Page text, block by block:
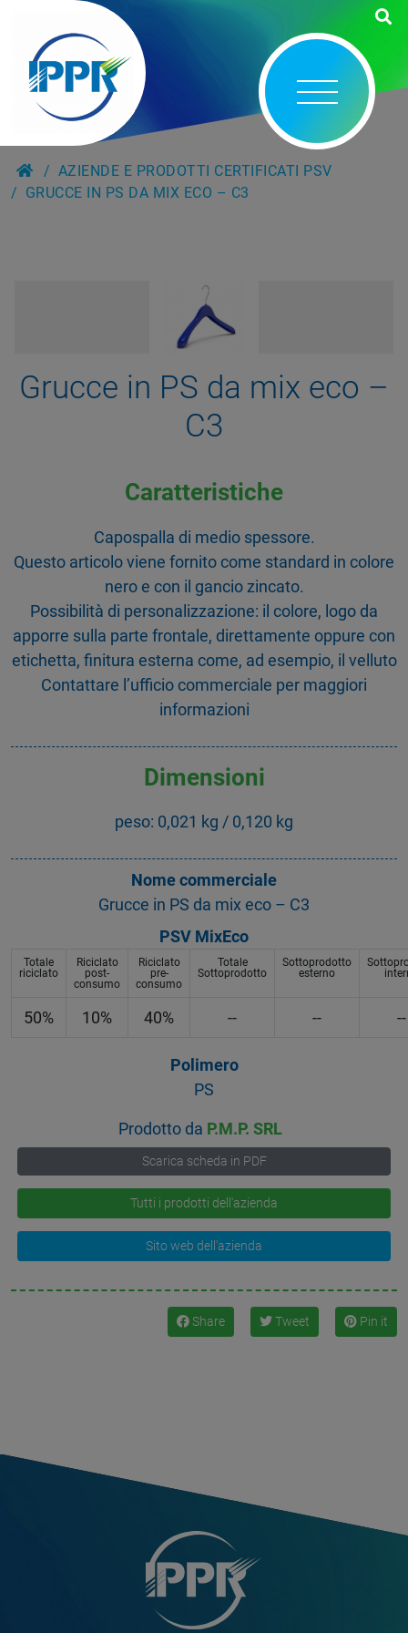
AZIENDE E PRODOTTI CERTIFICATI PSV
GRUCCE IN PS DA MIX ECO – C3
Grucce in PS da mix eco –
C3
Caratteristiche
Capospalla di medio spessore.
Questo articolo viene fornito come standard in colore
nero e con il gancio zincato.
Possibilità di personalizzazione: il colore, logo da
apporre sulla parte frontale, direttamente oppure con
etichetta, finitura esterna come, ad esempio, il velluto
Contattare l’ufficio commerciale per maggiori
informazioni
Dimensioni
peso: 0,021 kg / 0,120 kg
Nome commerciale
Grucce in PS da mix eco – C3
PSV MixEco
Totale
riciclato
Riciclato
post-
consumo
Riciclato
pre-
consumo
Totale
Sottoprodotto
Sottoprodotto
esterno
50% 10% 40% -- -- --
Polimero
PS
Prodotto da P.M.P. SRL
Scarica scheda in PDF
Tutti i prodotti dell'azienda
Sito web dell'azienda
Share Tweet Pin it